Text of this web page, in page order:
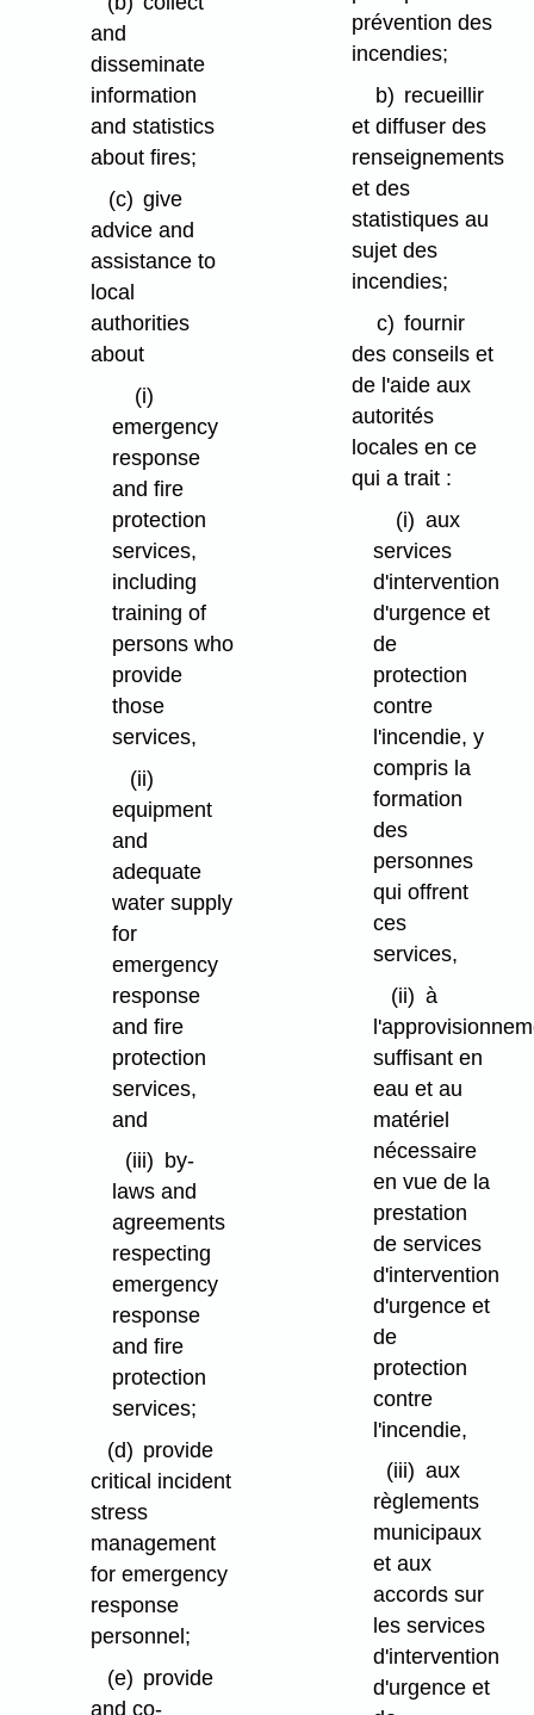
and
disseminate
information
and statistics
about fires;
(c) give
advice and
assistance to
local
authorities
about
(i)
emergency
response
and fire
protection
services,
including
training of
persons who
provide
those
services,
(ii)
equipment
and
adequate
water supply
for
emergency
response
and fire
protection
services,
and
(iii) by-
laws and
agreements
respecting
emergency
response
and fire
protection
services;
(d) provide
critical incident
stress
management
for emergency
response
personnel;
(e) provide
and co-
prévention des
incendies;
b) recueillir
et diffuser des
renseignements
et des
statistiques au
sujet des
incendies;
c) fournir
des conseils et
de l'aide aux
autorités
locales en ce
qui a trait :
(i) aux
services
d'intervention
d'urgence et
de
protection
contre
l'incendie, y
compris la
formation
des
personnes
qui offrent
ces
services,
(ii) à
suffisant en
eau et au
matériel
nécessaire
en vue de la
prestation
de services
d'intervention
d'urgence et
de
protection
contre
l'incendie,
(iii) aux
règlements
municipaux
et aux
accords sur
les services
d'intervention
d'urgence et